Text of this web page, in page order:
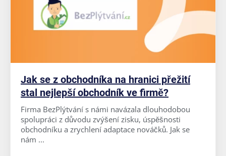
Jak se z obchodníka na hranici přežití
stal nejlepší obchodník ve firmě?
Firma BezPlýtvání s námi navázala dlouhodobou
spolupráci z důvodu zvýšení zisku, úspěšnosti
obchodníku a zrychlení adaptace nováčků. Jak se
nám ...